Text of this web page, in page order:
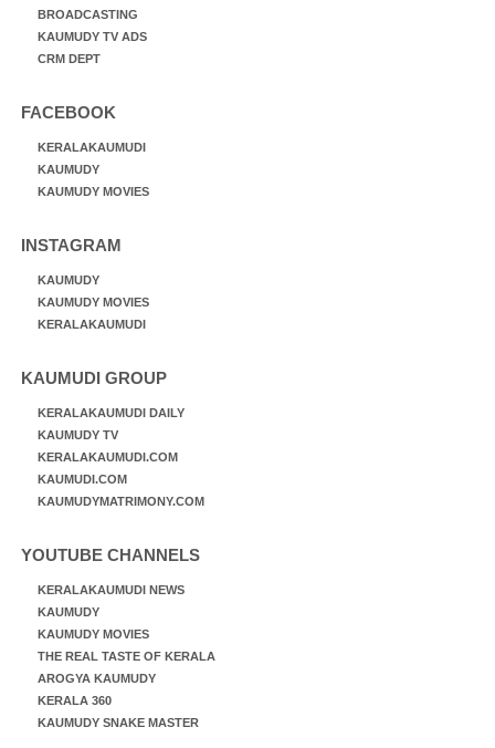
BROADCASTING
KAUMUDY TV ADS
CRM DEPT
FACEBOOK
KERALAKAUMUDI
KAUMUDY
KAUMUDY MOVIES
INSTAGRAM
KAUMUDY
KAUMUDY MOVIES
KERALAKAUMUDI
KAUMUDI GROUP
KERALAKAUMUDI DAILY
KAUMUDY TV
KERALAKAUMUDI.COM
KAUMUDI.COM
KAUMUDYMATRIMONY.COM
YOUTUBE CHANNELS
KERALAKAUMUDI NEWS
KAUMUDY
KAUMUDY MOVIES
THE REAL TASTE OF KERALA
AROGYA KAUMUDY
KERALA 360
KAUMUDY SNAKE MASTER